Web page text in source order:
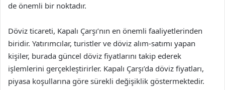
de önemli bir noktadır.
Döviz ticareti, Kapalı Çarşı’nın en önemli faaliyetlerinden
biridir. Yatırımcılar, turistler ve döviz alım-satımı yapan
kişiler, burada güncel döviz fiyatlarını takip ederek
işlemlerini gerçekleştirirler. Kapalı Çarşı’da döviz fiyatları,
piyasa koşullarına göre sürekli değişiklik göstermektedir.